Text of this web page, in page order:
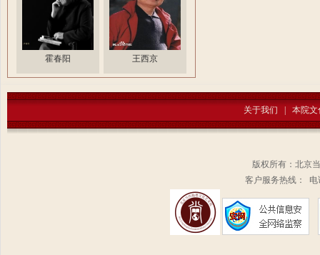
霍春阳 王西京
关于我们 本院文
版权所有：北京
客户服务热线： 电